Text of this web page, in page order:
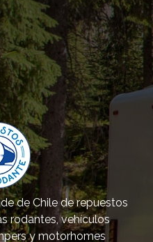
de Chile de repuestos
rodantes, vehículos
y motorhomes